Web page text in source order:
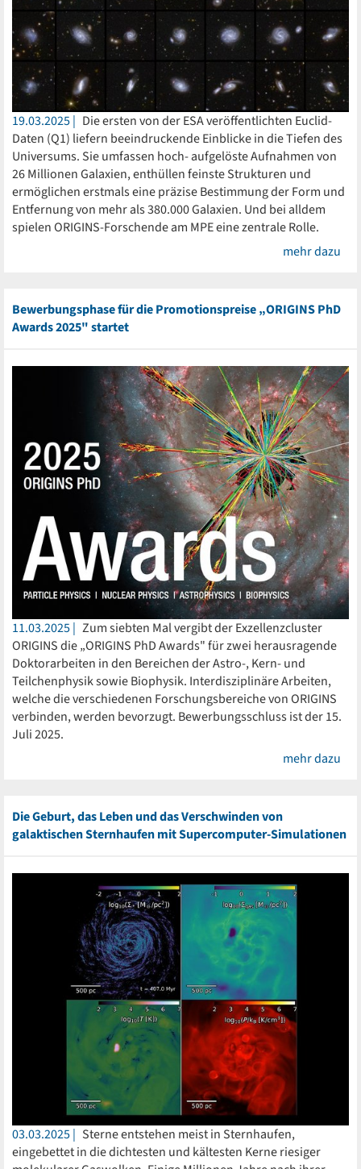
19.03.2025
Die ersten von der ESA veröffentlichten Euclid-
Daten (Q1) liefern beeindruckende Einblicke in die Tiefen des
Universums. Sie umfassen hoch- aufgelöste Aufnahmen von
26 Millionen Galaxien, enthüllen feinste Strukturen und
ermöglichen erstmals eine präzise Bestimmung der Form und
Entfernung von mehr als 380.000 Galaxien. Und bei alldem
spielen ORIGINS-Forschende am MPE eine zentrale Rolle.
mehr dazu
Bewerbungsphase für die Promotionspreise „ORIGINS PhD
Awards 2025" startet
11.03.2025
Zum siebten Mal vergibt der Exzellenzcluster
ORIGINS die „ORIGINS PhD Awards" für zwei herausragende
Doktorarbeiten in den Bereichen der Astro-, Kern- und
Teilchenphysik sowie Biophysik. Interdisziplinäre Arbeiten,
welche die verschiedenen Forschungsbereiche von ORIGINS
verbinden, werden bevorzugt. Bewerbungsschluss ist der 15.
Juli 2025.
mehr dazu
Die Geburt, das Leben und das Verschwinden von
galaktischen Sternhaufen mit Supercomputer-Simulationen
03.03.2025
Sterne entstehen meist in Sternhaufen,
eingebettet in die dichtesten und kältesten Kerne riesiger